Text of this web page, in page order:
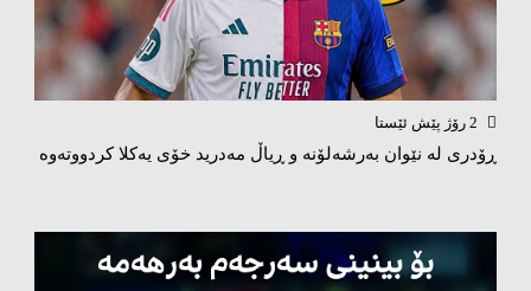
2 رۆژ پێش ئێستا
ڕۆدری لە نێوان بەرشەلۆنە و ڕیاڵ مەدرید خۆی یەکلا کردووتەوە